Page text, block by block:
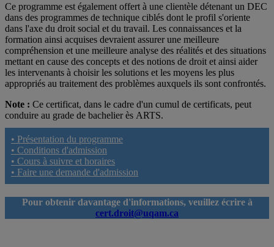
Ce programme est également offert à une clientèle détenant un DEC
dans des programmes de technique ciblés dont le profil s'oriente
dans l'axe du droit social et du travail. Les connaissances et la
formation ainsi acquises devraient assurer une meilleure
compréhension et une meilleure analyse des réalités et des situations
mettant en cause des concepts et des notions de droit et ainsi aider
les intervenants à choisir les solutions et les moyens les plus
appropriés au traitement des problèmes auxquels ils sont confrontés.
Note : Ce certificat, dans le cadre d'un cumul de certificats, peut
conduire au grade de bachelier ès ARTS.
• Présentation du programme
• Conditions d'admission
• Cours à suivre et horaires
• Faire une demande d'admission
Pour obtenir davantage d'informations, veuillez écrire à
cert.droit@uqam.ca